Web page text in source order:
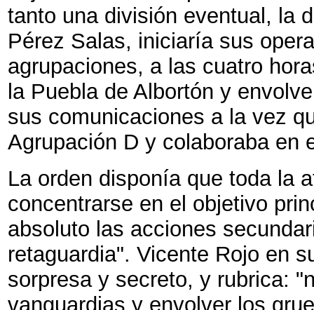
tanto una división eventual, la
Pérez Salas, iniciaría sus
agrupaciones, a las cuatro
la Puebla de Albortón y
sus comunicaciones a la vez
Agrupación D y colaboraba en
La orden disponía que toda la
concentrarse en el objetivo
absoluto las acciones
retaguardia". Vicente Rojo en
sorpresa y secreto, y rubrica:
vanguardias y envolver los